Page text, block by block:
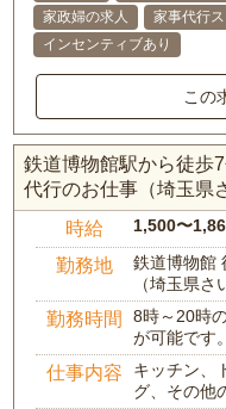
家政婦の求人
家事代行
インセンティブあり
この
鉄道博物館駅から徒歩
代行のお仕事（埼玉県
時給 1,500〜
勤務地
鉄道博物館
（埼玉県さ
勤務時間
8時～20時
が可能です
仕事内容
キッチン、
グ、その他